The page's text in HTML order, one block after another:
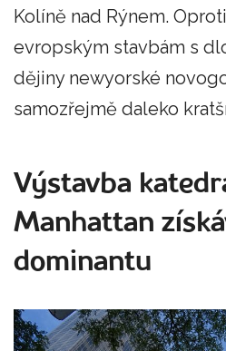
Kolíně nad Rýnem.
evropským stavbám s
dějiny newyorské
samozřejmě daleko
Výstavba
Manhattan
dominantu